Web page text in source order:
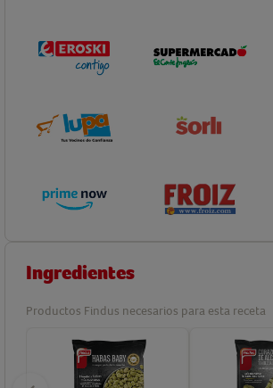
Ingredientes
Productos Findus necesarios para esta receta